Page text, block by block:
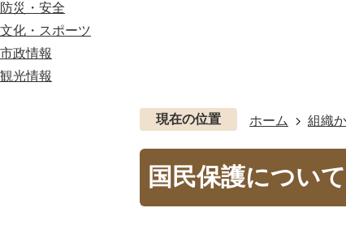
防災・安全
文化・スポーツ
市政情報
観光情報
現在の位置 ホーム 組織
国民保護について